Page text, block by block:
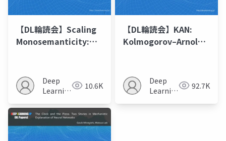
【DL輪読会】Scaling
Monosemanticity:
Features from
Claude 3 Sonnet
Deep
Learning
10.6K
【DL輪読会】KAN:
Kolmogorov–Arnold
Deep
Learning
92.7K